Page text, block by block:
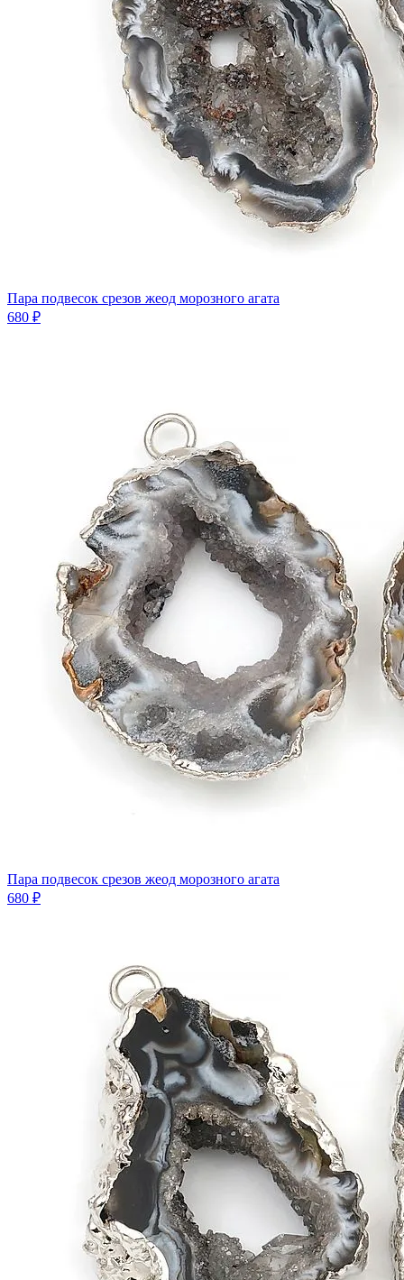
Пара подвесок срезов жеод морозного агата
680 ₽
Пара подвесок срезов жеод морозного агата
680 ₽